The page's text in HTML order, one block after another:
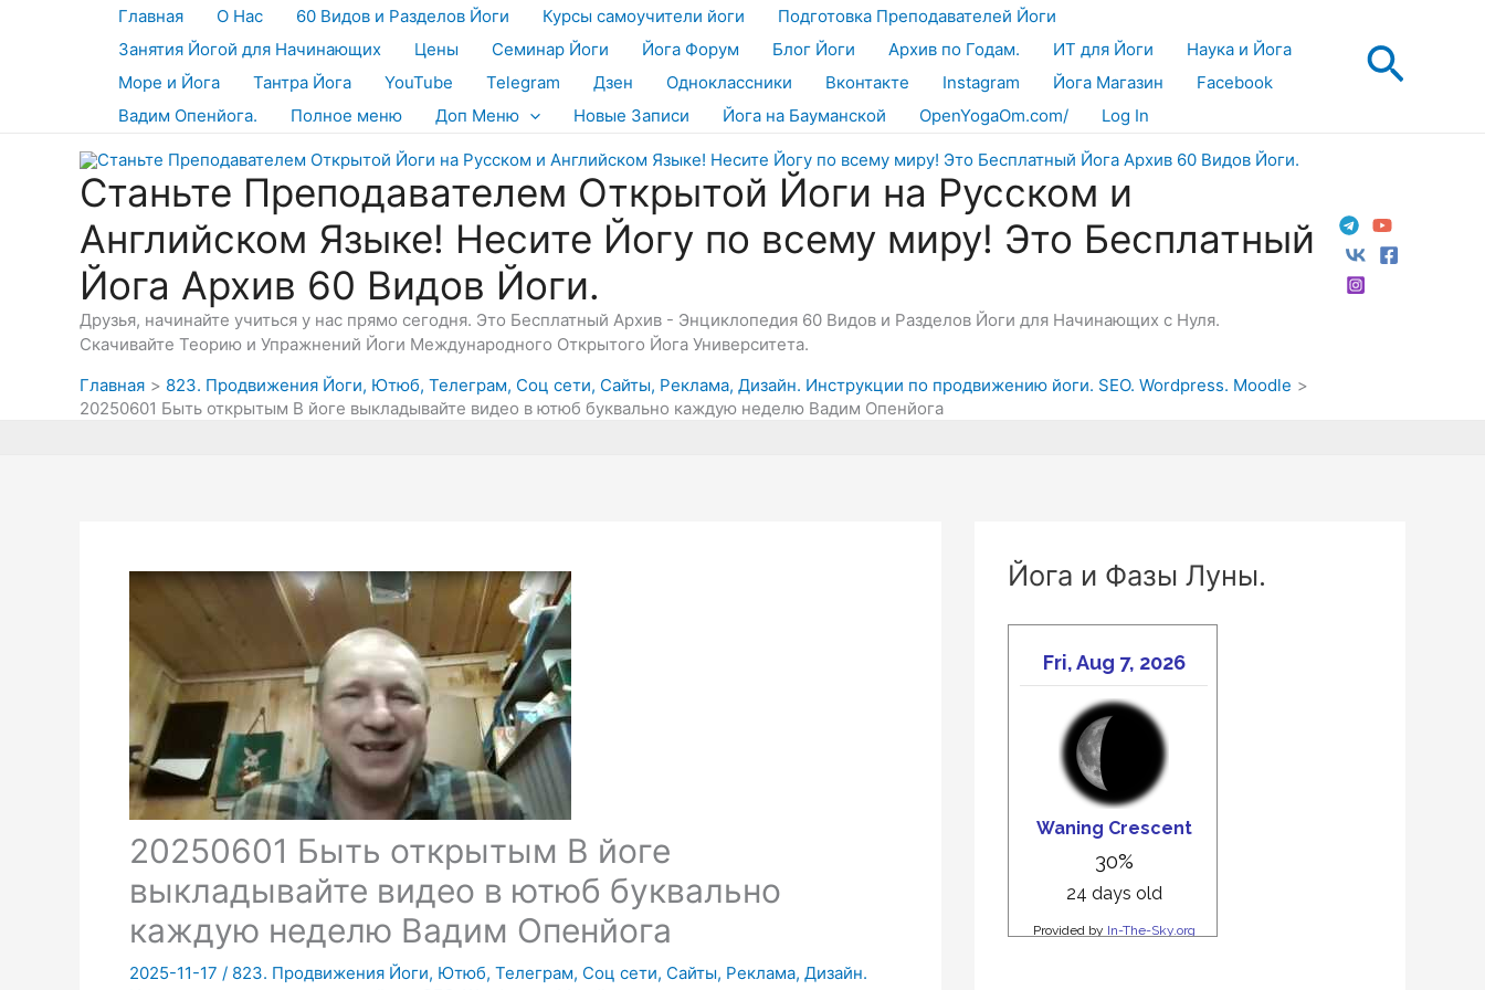
Главная О Нас 60 Видов и Разделов Йоги Курсы самоучители йоги
Подготовка Преподавателей Йоги
Занятия Йогой для Начинающих
Цены Семинар Йоги Йога Форум Блог Йоги Архив по Годам. ИТ для Йоги
Наука и Йога
Море и Йога
Тантра Йога YouTube Telegram Дзен Одноклассники Вконтакте Instagram Йога Магазин
Facebook
Вадим Опенйога.
Полное меню Доп Меню Новые Записи Йога на Бауманской OpenYogaOm.com/ Log In
Станьте Преподавателем Открытой Йоги на Русском и
Английском Языке! Несите Йогу по всему миру! Это Бесплатный
Йога Архив 60 Видов Йоги.
Друзья, начинайте учиться у нас прямо сегодня. Это Бесплатный Архив - Энциклопедия 60 Видов и Разделов Йоги для Начинающих с Нуля.
Скачивайте Теорию и Упражнений Йоги Международного Открытого Йога Университета.
Главная
823. Продвижения Йоги, Ютюб, Телеграм, Соц сети, Сайты, Реклама, Дизайн. Инструкции по продвижению йоги. SEO. Wordpress. Moodle
20250601 Быть открытым В йоге выкладывайте видео в ютюб буквально каждую неделю Вадим Опенйога
20250601 Быть открытым В йоге
выкладывайте видео в ютюб буквально
каждую неделю Вадим Опенйога
2025-11-17 / 823. Продвижения Йоги, Ютюб, Телеграм, Соц сети, Сайты, Реклама, Дизайн.
Йога и Фазы Луны.